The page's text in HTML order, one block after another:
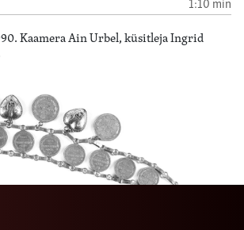
Kaamera Ain Urbel, küsitleja Ingrid